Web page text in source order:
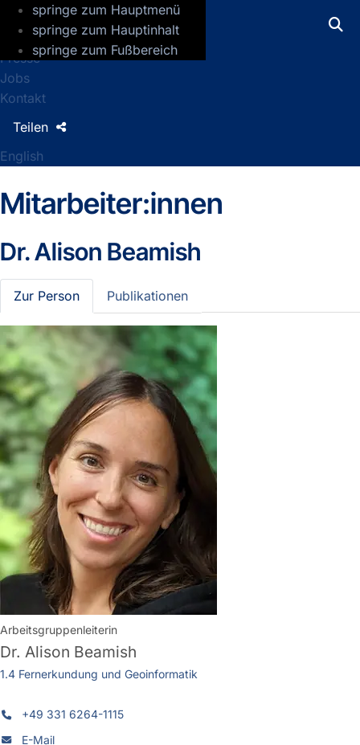
springe zum Hauptmenü
springe zum Hauptinhalt
springe zum Fußbereich
GFZ Helmholtz-Zentrum für
Presse
Jobs
Kontakt
English
Teilen
Mitarbeiter:innen
Dr.Alison Beamish
Zur Person Publikationen
Arbeitsgruppenleiterin
Dr. Alison Beamish
1.4 Fernerkundung und Geoinformatik
+49 331 6264-1115
E-Mail